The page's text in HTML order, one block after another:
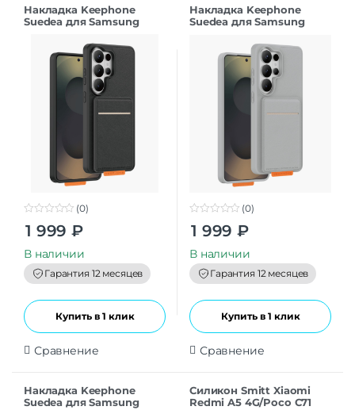
Накладка Keephone
Suedea для Samsung
t
o
f
5
(0)
1 999 ₽
В наличии
Гарантия 12 месяцев
Купить в 1 клик
Сравнение
Накладка Keephone
Suedea для Samsung
t
o
f
5
(0)
1 999 ₽
В наличии
Гарантия 12 месяцев
Купить в 1 клик
Сравнение
Накладка Keephone
Suedea для Samsung
Силикон Smitt Xiaomi
Redmi A5 4G/Poco C71